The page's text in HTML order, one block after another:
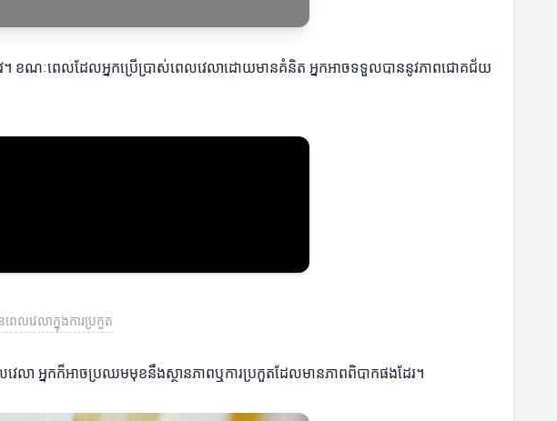
ត្រូវ។ ខណៈពេលដែលអ្នកប្រើប្រាស់ពេលវេលាដោយមានគំនិត អ្នកអាចទទួលបាននូវភាពជោគជ័យ
លវេលាក្នុងការប្រកួត
វេលា អ្នកក៏អាចប្រឈមមុខនឹងស្ថានភាពឬការប្រកួតដែលមានភាពពិបាកផងដែរ។